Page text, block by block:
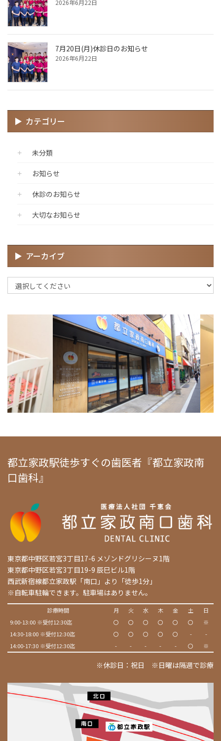
2026年6月22日
7月20日(月)休診日のお知らせ
2026年6月22日
カテゴリー
未分類
お知らせ
休診のお知らせ
大切なお知らせ
アーカイブ
都立家政駅徒歩すぐの歯医者『都立家政南
口歯科』
東京都中野区若宮3丁目17-6 メゾンドグリシーヌ1階
東京都中野区若宮3丁目19-9 辰巳ビル1階
西武新宿線都立家政駅「南口」より「徒歩1分」
※自転車駐輪できます。駐車場はありません。
診療時間 月 火 水 木 金 土
日
9:00-13:00 ※受付12:30迄
〇 〇 〇 〇 〇 〇
※
14:30-18:00 ※受付12:30迄
〇 〇 〇 〇 〇 -
-
14:00-17:30 ※受付12:30迄
- - - - - 〇 ※
※休診日：祝日 ※日曜は隔週で診療